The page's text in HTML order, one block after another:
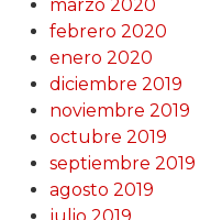
marzo 2020
febrero 2020
enero 2020
diciembre 2019
noviembre 2019
octubre 2019
septiembre 2019
agosto 2019